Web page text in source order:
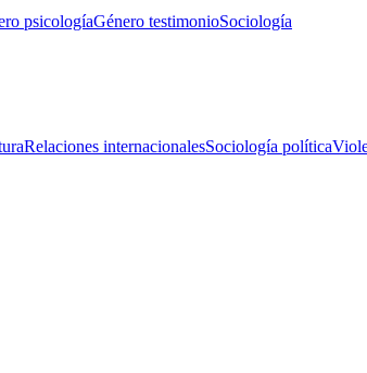
psicologíaGénero testimonioSociología
Relaciones internacionalesSociología política